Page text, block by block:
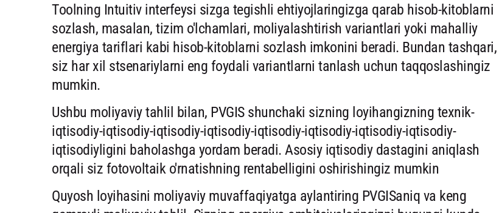
Toolning Intuitiv interfeysi sizga tegishli ehtiyojlaringizga qarab hisob-kitoblarni
sozlash, masalan, tizim o'lchamlari, moliyalashtirish variantlari yoki mahalliy
energiya tariflari kabi hisob-kitoblarni sozlash imkonini beradi. Bundan tashqari,
siz har xil stsenariylarni eng foydali variantlarni tanlash uchun taqqoslashingiz
mumkin.
Ushbu moliyaviy tahlil bilan, PVGIS shunchaki sizning loyihangizning texnik-
iqtisodiy-iqtisodiy-iqtisodiy-iqtisodiy-iqtisodiy-iqtisodiy-iqtisodiy-iqtisodiy-
iqtisodiyligini baholashga yordam beradi. Asosiy iqtisodiy dastagini aniqlash
orqali siz fotovoltaik o'rnatishning rentabelligini oshirishingiz mumkin
Quyosh loyihasini moliyaviy muvaffaqiyatga aylantiring PVGISaniq va keng